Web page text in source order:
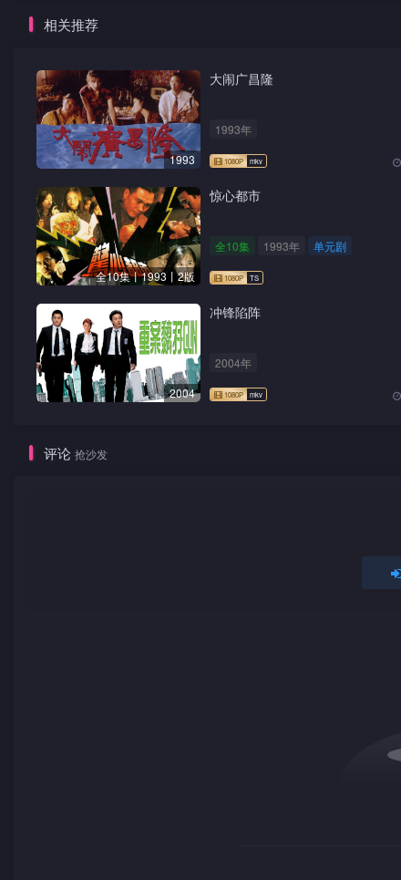
相关推荐
1993
大闹广昌隆
1993年
全10集丨1993丨2版
惊心都市
全10集 1993年 单元剧
2004
冲锋陷阵
2004年
评论 抢沙发